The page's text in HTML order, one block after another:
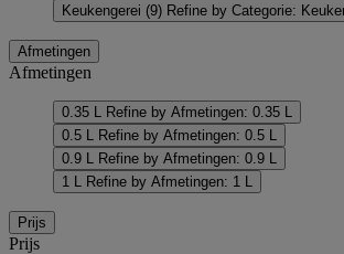
Keukengerei (9) Refine by Categorie:
Afmetingen
Afmetingen
0.35 L
Refine by Afmetingen: 0.35 L
0.5 L
Refine by Afmetingen: 0.5 L
0.9 L
Refine by Afmetingen: 0.9 L
1 L
Refine by Afmetingen: 1 L
Prijs
Prijs